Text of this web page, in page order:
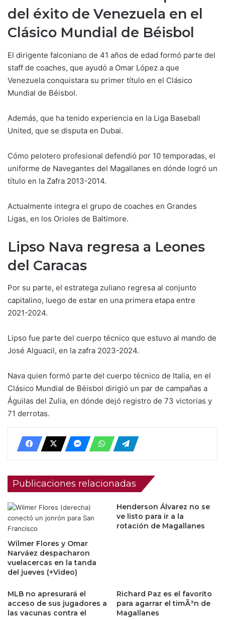
del éxito de Venezuela en el
Clásico Mundial de Béisbol
El dirigente falconiano de 41 años de edad formó parte del
staff de coaches, que ayudó a Omar López a que
Venezuela conquistara su primer título en el Clásico
Mundial de Béisbol.
Además, que ha tenido experiencia en la Liga Baseball
United, que se disputa en Dubai.
Cómo pelotero profesional defendió por 10 temporadas, el
uniforme de Navegantes del Magallanes en dónde logró un
título en la Zafra 2013-2014.
Actualmente integra el grupo de coaches en Grandes
Ligas, en los Orioles de Baltimore.
Lipso Nava regresa a Leones
del Caracas
Por su parte, el estratega zuliano regresa al conjunto
capitalino, luego de estar en una primera etapa entre
2021-2024.
Lipso fue parte del cuerpo técnico que estuvo al mando de
José Alguacil, en la zafra 2023-2024.
Nava quien formó parte del cuerpo técnico de Italia, en el
Clásico Mundial de Béisbol dirigió un par de campañas a
Águilas del Zulia, en dónde dejó registro de 73 victorias y
71 derrotas.
Publicaciones relacionadas
Wilmer Flores y Omar
Narváez despacharon
vuelacercas en la tanda
del jueves (+Video)
Henderson Álvarez no se
ve listo para ir a la
rotación de Magallanes
MLB no apresurará el
acceso de sus jugadores a
las vacunas contra el
Richard Paz es el favorito
para agarrar el timÃ³n de
Magallanes